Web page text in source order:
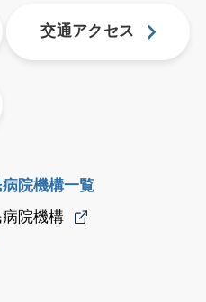
交通アクセス
院機構一覧
院機構